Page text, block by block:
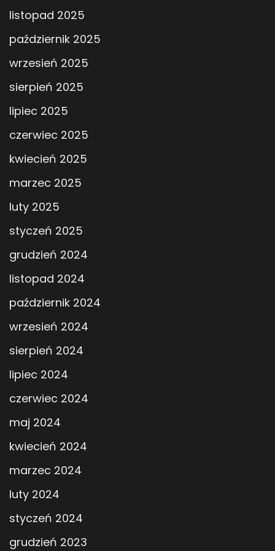
listopad 2025
październik 2025
wrzesień 2025
sierpień 2025
lipiec 2025
czerwiec 2025
kwiecień 2025
marzec 2025
luty 2025
styczeń 2025
grudzień 2024
listopad 2024
październik 2024
wrzesień 2024
sierpień 2024
lipiec 2024
czerwiec 2024
maj 2024
kwiecień 2024
marzec 2024
luty 2024
styczeń 2024
grudzień 2023